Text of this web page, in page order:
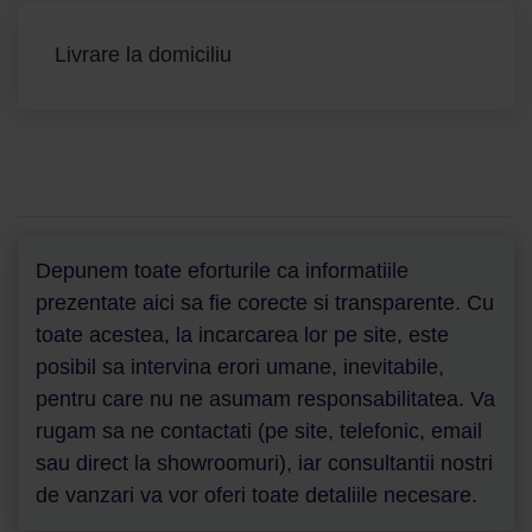
Livrare la domiciliu
Depunem toate eforturile ca informatiile
prezentate aici sa fie corecte si transparente. Cu
toate acestea, la incarcarea lor pe site, este
posibil sa intervina erori umane, inevitabile,
pentru care nu ne asumam responsabilitatea. Va
rugam sa ne contactati (pe site, telefonic, email
sau direct la showroomuri), iar consultantii nostri
de vanzari va vor oferi toate detaliile necesare.